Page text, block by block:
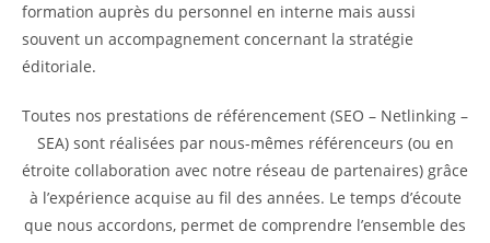
formation auprès du personnel en interne mais aussi
souvent un accompagnement concernant la stratégie
éditoriale.
Toutes nos prestations de référencement (SEO – Netlinking –
SEA) sont réalisées par nous-mêmes référenceurs (ou en
étroite collaboration avec notre réseau de partenaires) grâce
à l’expérience acquise au fil des années. Le temps d’écoute
que nous accordons, permet de comprendre l’ensemble des